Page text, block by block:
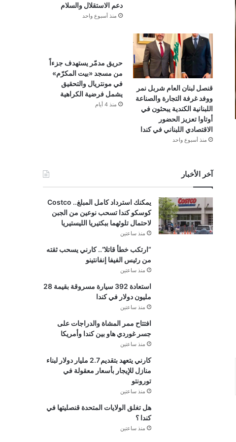
دعم الاستقلال والسلام
منذ أسبوع واحد
قنصل لبنان العام شربل نمر
ووفد غرفة التجارة والصناعة
اللبنانية الكندية يبحثون في
أوتاوا تعزيز الحضور
الاقتصادي اللبناني في كندا
منذ أسبوع واحد
حريق مدمّر يستهدف جزءاً
من مسجد «بيت المكرّم»
في مونتريال والتحقيق
يشمل فرضية الكراهية
منذ 4 أيام
آخر الأخبار
يمكنك استرداد كامل المبلغ.. Costco
كوسكو كندا تسحب نوعين من الجبن
لاحتمال تلوثهما ببكتيريا الليستيريا
منذ ساعتين
“ارتكب خطأ قاتلا”.. كارني يسحب ثقته
من رئيس الفيفا إنفانتينو
منذ ساعتين
استعادة 392 سيارة مسروقة بقيمة 28
مليون دولار في كندا
منذ ساعتين
افتتاح ممر المشاة والدراجات على
جسر غوردي هاو بين كندا وأمريكا
منذ ساعتين
كارني يتعهد بتقديم 2.7 مليار دولار لبناء
منازل للإيجار بأسعار معقولة في
تورونتو
منذ ساعتين
هل تغلق الولايات المتحدة قنصليتها في
كندا ؟
منذ ساعتين